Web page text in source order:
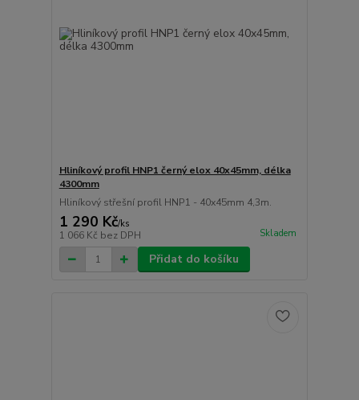
Hliníkový profil HNP1 černý elox 40x45mm, délka
4300mm
Hliníkový střešní profil HNP1 - 40x45mm 4,3m.
1 290 Kč/ks
1 066 Kč bez DPH Skladem
Přidat do košíku